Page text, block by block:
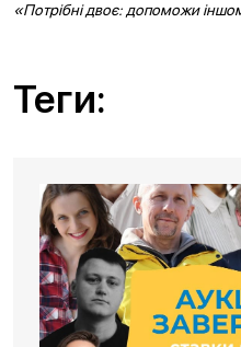
«Потрібні двоє: допоможи
Теги: